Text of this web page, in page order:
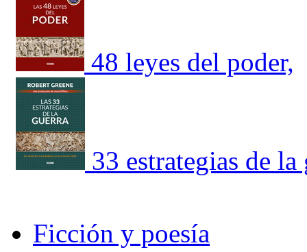
48 leyes del poder,
33 estrategias de
Ficción y poesía